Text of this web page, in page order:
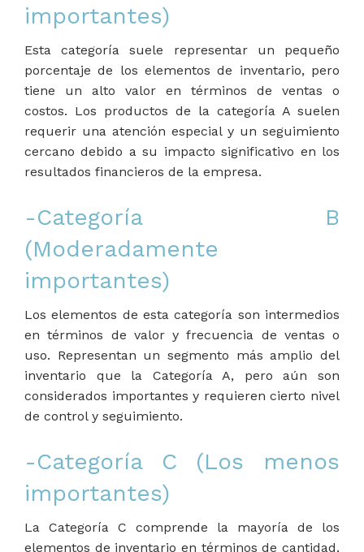
importantes)
Esta categoría suele representar un pequeño
porcentaje de los elementos de inventario, pero
tiene un alto valor en términos de ventas o
costos. Los productos de la categoría A suelen
requerir una atención especial y un seguimiento
cercano debido a su impacto significativo en los
resultados financieros de la empresa.
-Categoría B
(Moderadamente
importantes)
Los elementos de esta categoría son intermedios
en términos de valor y frecuencia de ventas o
uso. Representan un segmento más amplio del
inventario que la Categoría A, pero aún son
considerados importantes y requieren cierto nivel
de control y seguimiento.
-Categoría C (Los menos
importantes)
La Categoría C comprende la mayoría de los
elementos de inventario en términos de cantidad,